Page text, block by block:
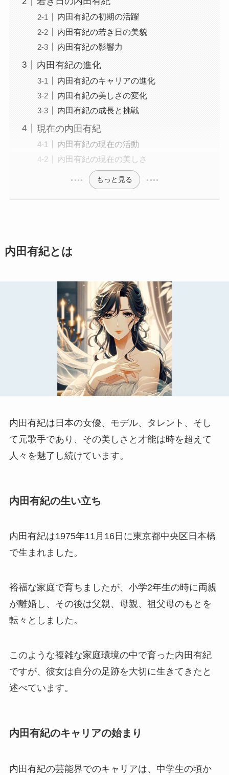
内田有紀の初期の活躍
内田有紀の若き日の美貌
内田有紀の影響力
内田有紀の進化
内田有紀のキャリアの進化
内田有紀の美しさの変化
内田有紀の成長と挑戦
現在の内田有紀
内田有紀の現在の活動
内田有紀の現在の美しさ
もっと見る
内田有紀とは
内田有紀は日本の女優、モデル、タレント、そし
て元歌手であり、その美しさと才能は時を超えて
人々を魅了し続けています。
内田有紀の生い立ち
内田有紀は1975年11月16日に東京都中央区日本橋
で生まれました。
裕福な家庭で育ちましたが、小学2年生の時に両親
が離婚し、その後は父親、母親、祖父母のもとを
転々としました。
このような複雑な家庭環境の中で育った内田有紀
ですが、彼女は自分の足跡を大切に生きてきたと
述べています。
内田有紀のキャリアの始まり
内田有紀の芸能界でのキャリアは、中学生の頃か